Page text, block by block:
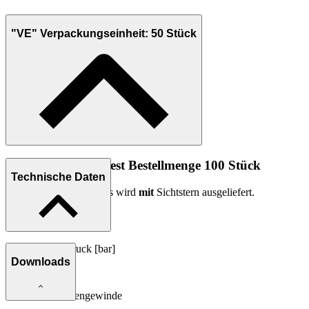
"VE" Verpackungseinheit: 50 Stück
Bemerkung: Mindest Bestellmenge 100 Stück
Dieses Ölstandschauglas wird mit Sichtstern ausgeliefert.
Technische Daten
Max. Betriebsdruck [bar]
Anschluss Aussengewinde
Downloads